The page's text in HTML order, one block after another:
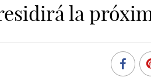
la